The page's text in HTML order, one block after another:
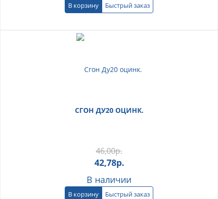
В корзину Быстрый заказ
СГОН ДУ20 ОЦИНК.
46,00р.
42,78р.
В наличии
В корзину Быстрый заказ